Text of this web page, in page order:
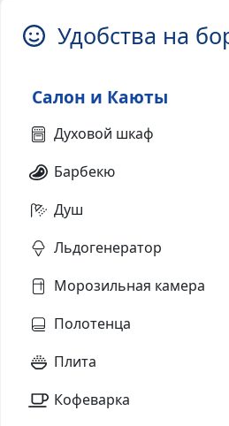
Удобства на
Салон и Каюты
Духовой шкаф
Барбекю
Душ
Льдогенератор
Морозильная камера
Полотенца
Плита
Кофеварка